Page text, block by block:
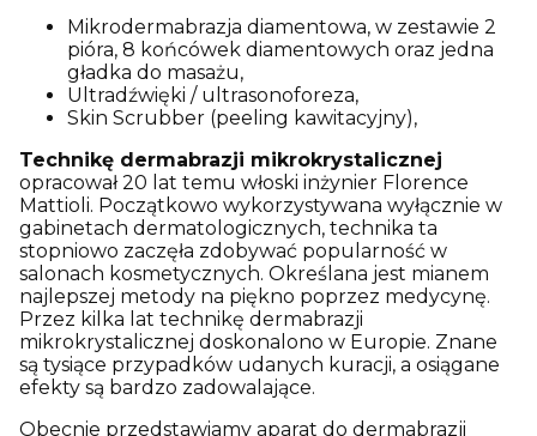
Mikrodermabrazja diamentowa, w zestawie 2
pióra, 8 końcówek diamentowych oraz jedna
gładka do masażu,
Ultradźwięki / ultrasonoforeza,
Skin Scrubber (peeling kawitacyjny),
Technikę dermabrazji mikrokrystalicznej
opracował 20 lat temu włoski inżynier Florence
Mattioli. Początkowo wykorzystywana wyłącznie w
gabinetach dermatologicznych, technika ta
stopniowo zaczęła zdobywać popularność w
salonach kosmetycznych. Określana jest mianem
najlepszej metody na piękno poprzez medycynę.
Przez kilka lat technikę dermabrazji
mikrokrystalicznej doskonalono w Europie. Znane
są tysiące przypadków udanych kuracji, a osiągane
efekty są bardzo zadowalające.
Obecnie przedstawiamy aparat do dermabrazji